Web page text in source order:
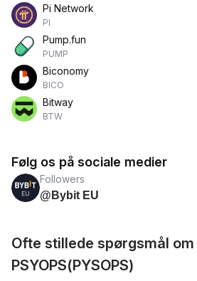
Pi Network
PI
Pump.fun
PUMP
Biconomy
BICO
Bitway
BTW
Følg os på sociale medier
Followers
@Bybit EU
Ofte stillede spørgsmål om
PSYOPS(PYSOPS)